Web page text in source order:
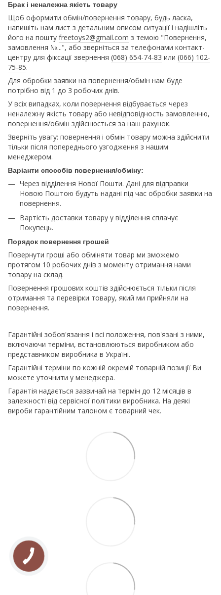
Брак і неналежна якість товару
Щоб оформити обмін/повернення товару, будь ласка,
напишіть нам лист з детальним описом ситуації і надішліть
його на пошту freetoys2@gmail.com з темою "Повернення,
замовлення №...", або зверніться за телефонами контакт-
центру для фіксації звернення (068) 654-74-83 или (066) 102-
75-85.
Для обробки заявки на повернення/обмін нам буде
потрібно від 1 до 3 робочих днів.
У всіх випадках, коли повернення відбувається через
неналежну якість товару або невідповідность замовленню,
повернення/обмін здійснюється за наш рахунок.
Зверніть увагу: повернення і обмін товару можна здійснити
тільки після попереднього узгодження з нашим
менеджером.
Варіанти способів повернення/обміну:
Через відділення Нової Пошти. Дані для відправки
Новою Поштою будуть надані під час обробки заявки на
повернення.
Вартість доставки товару у відділення сплачує
Покупець.
Порядок повернення грошей
Повернути гроші або обміняти товар ми зможемо
протягом 10 робочих днів з моменту отримання нами
товару на склад.
Повернення грошових коштів здійснюється тільки після
отримання та перевірки товару, який ми прийняли на
повернення.
Гарантійні зобов'язання і всі положення, пов'язані з ними,
включаючи терміни, встановлюються виробником або
представником виробника в Україні.
Гарантійні терміни по кожній окремій товарній позиції Ви
можете уточнити у менеджера.
Гарантія надається зазвичай на термін до 12 місяців в
залежності від сервісної політики виробника. На деякі
вироби гарантійним талоном є товарний чек.